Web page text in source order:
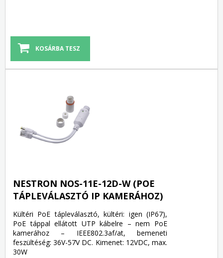
NESTRON NOS-11E-12D-W (POE
TÁPLEVÁLASZTÓ IP KAMERÁHOZ)
Kültéri PoE tápleválasztó, kültéri: igen (IP67),
PoE táppal ellátott UTP kábelre – nem PoE
kamerához – IEEE802.3af/at, bemeneti
feszültéség: 36V-57V DC. Kimenet: 12VDC, max.
30W